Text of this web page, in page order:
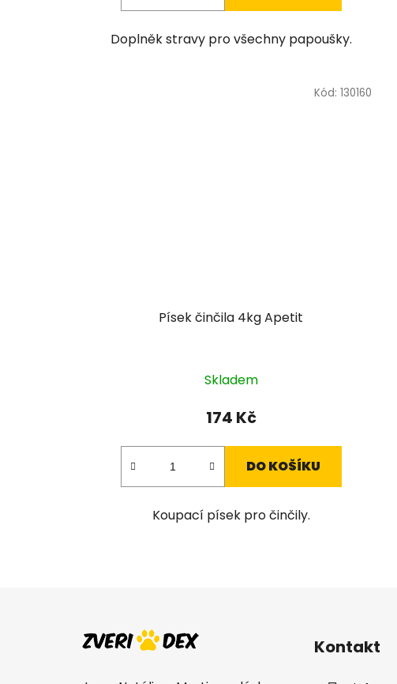
Doplněk stravy pro všechny papoušky.
Písek činčila 4kg Apetit
Skladem
174 Kč
DO KOŠÍKU
Koupací písek pro činčily.
Kód:130160
Kontakt